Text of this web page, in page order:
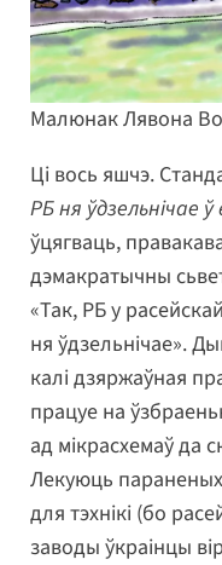
Малюнак Лявона
Ці вось яшчэ.
РБ ня ўдзельнічае ў
ўцягваць,
дэмакратычны
«Так, РБ у
ня ўдзельнічае».
калі дзяржаўная
працуе на
ад мікрасхемаў да
Лекуюць параненых
для тэхнікі (бо
заводы ўкраінцы